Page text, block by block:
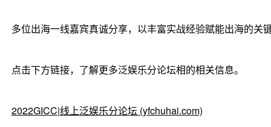
多位出海一线嘉宾真诚分享，以丰富实战经验赋能出海的关
点击下方链接，了解更多泛娱乐分论坛相的相关信息。
2022GICC|线上泛娱乐分论坛 (yfchuhai.com)